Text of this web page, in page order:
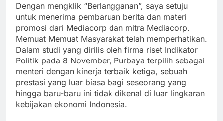
Dengan mengklik “Berlangganan”, saya setuju
untuk menerima pembaruan berita dan materi
promosi dari Mediacorp dan mitra Mediacorp.
Memuat Memuat Masyarakat telah memperhatikan.
Dalam studi yang dirilis oleh firma riset Indikator
Politik pada 8 November, Purbaya terpilih sebagai
menteri dengan kinerja terbaik ketiga, sebuah
prestasi yang luar biasa bagi seseorang yang
hingga baru-baru ini tidak dikenal di luar lingkaran
kebijakan ekonomi Indonesia.